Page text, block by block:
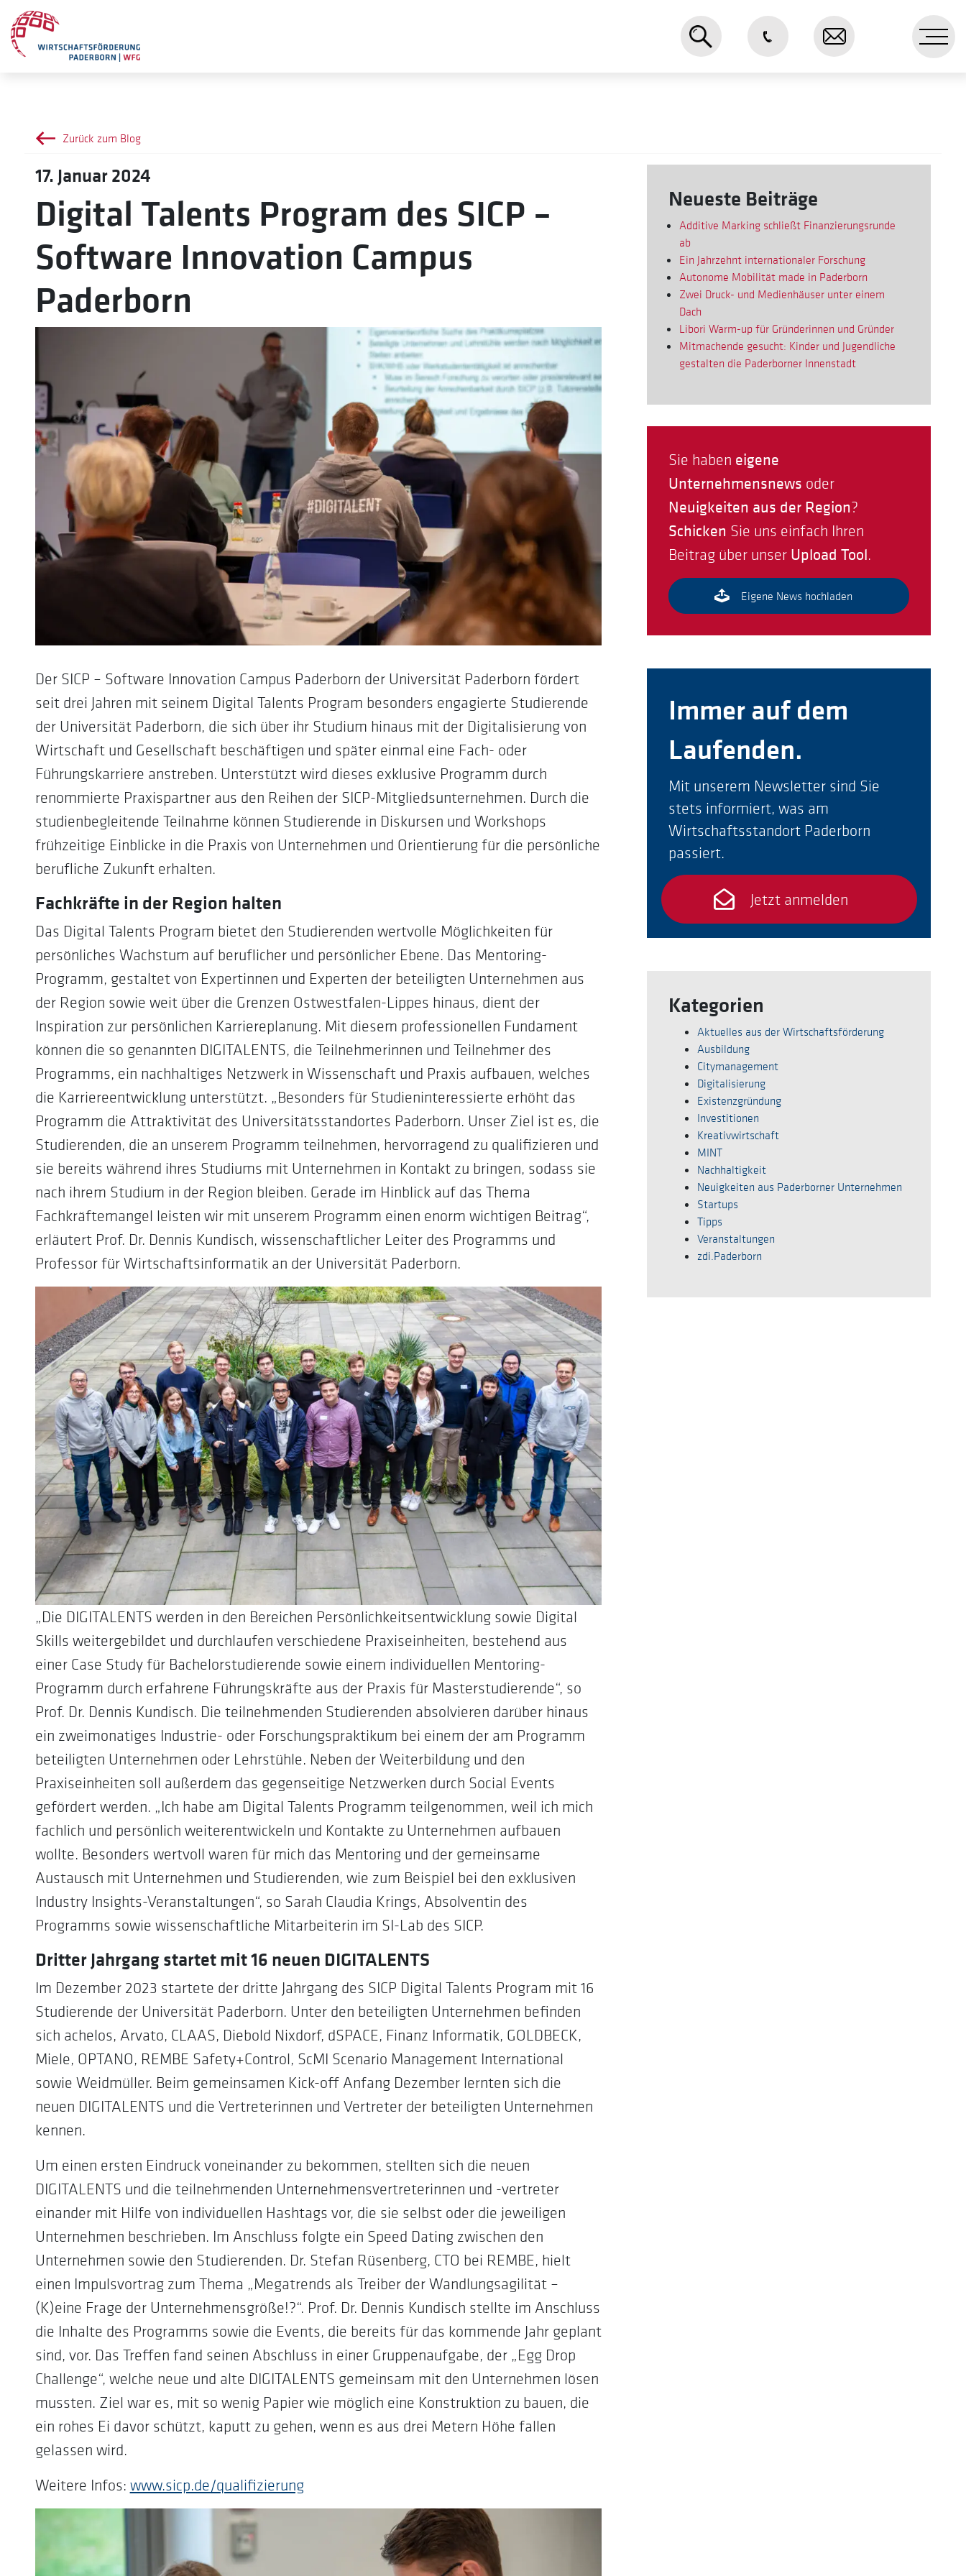
Zurück zum Blog
17. Januar 2024
Digital Talents Program des SICP –
Software Innovation Campus
Paderborn
Der SICP – Software Innovation Campus Paderborn der Universität Paderborn fördert
seit drei Jahren mit seinem Digital Talents Program besonders engagierte Studierende
der Universität Paderborn, die sich über ihr Studium hinaus mit der Digitalisierung von
Wirtschaft und Gesellschaft beschäftigen und später einmal eine Fach- oder
Führungskarriere anstreben. Unterstützt wird dieses exklusive Programm durch
renommierte Praxispartner aus den Reihen der SICP-Mitgliedsunternehmen. Durch die
studienbegleitende Teilnahme können Studierende in Diskursen und Workshops
frühzeitige Einblicke in die Praxis von Unternehmen und Orientierung für die persönliche
berufliche Zukunft erhalten.
Fachkräfte in der Region halten
Das Digital Talents Program bietet den Studierenden wertvolle Möglichkeiten für
persönliches Wachstum auf beruflicher und persönlicher Ebene. Das Mentoring-
Programm, gestaltet von Expertinnen und Experten der beteiligten Unternehmen aus
der Region sowie weit über die Grenzen Ostwestfalen-Lippes hinaus, dient der
Inspiration zur persönlichen Karriereplanung. Mit diesem professionellen Fundament
können die so genannten DIGITALENTS, die Teilnehmerinnen und Teilnehmer des
Programms, ein nachhaltiges Netzwerk in Wissenschaft und Praxis aufbauen, welches
die Karriereentwicklung unterstützt. „Besonders für Studieninteressierte erhöht das
Programm die Attraktivität des Universitätsstandortes Paderborn. Unser Ziel ist es, die
Studierenden, die an unserem Programm teilnehmen, hervorragend zu qualifizieren und
sie bereits während ihres Studiums mit Unternehmen in Kontakt zu bringen, sodass sie
nach ihrem Studium in der Region bleiben. Gerade im Hinblick auf das Thema
Fachkräftemangel leisten wir mit unserem Programm einen enorm wichtigen Beitrag“,
erläutert Prof. Dr. Dennis Kundisch, wissenschaftlicher Leiter des Programms und
Professor für Wirtschaftsinformatik an der Universität Paderborn.
„Die DIGITALENTS werden in den Bereichen Persönlichkeitsentwicklung sowie Digital
Skills weitergebildet und durchlaufen verschiedene Praxiseinheiten, bestehend aus
einer Case Study für Bachelorstudierende sowie einem individuellen Mentoring-
Programm durch erfahrene Führungskräfte aus der Praxis für Masterstudierende“, so
Prof. Dr. Dennis Kundisch. Die teilnehmenden Studierenden absolvieren darüber hinaus
ein zweimonatiges Industrie- oder Forschungspraktikum bei einem der am Programm
beteiligten Unternehmen oder Lehrstühle. Neben der Weiterbildung und den
Praxiseinheiten soll außerdem das gegenseitige Netzwerken durch Social Events
gefördert werden. „Ich habe am Digital Talents Programm teilgenommen, weil ich mich
fachlich und persönlich weiterentwickeln und Kontakte zu Unternehmen aufbauen
wollte. Besonders wertvoll waren für mich das Mentoring und der gemeinsame
Austausch mit Unternehmen und Studierenden, wie zum Beispiel bei den exklusiven
Industry Insights-Veranstaltungen“, so Sarah Claudia Krings, Absolventin des
Programms sowie wissenschaftliche Mitarbeiterin im SI-Lab des SICP.
Dritter Jahrgang startet mit 16 neuen DIGITALENTS
Im Dezember 2023 startete der dritte Jahrgang des SICP Digital Talents Program mit 16
Studierende der Universität Paderborn. Unter den beteiligten Unternehmen befinden
sich achelos, Arvato, CLAAS, Diebold Nixdorf, dSPACE, Finanz Informatik, GOLDBECK,
Miele, OPTANO, REMBE Safety+Control, ScMI Scenario Management International
sowie Weidmüller. Beim gemeinsamen Kick-off Anfang Dezember lernten sich die
neuen DIGITALENTS und die Vertreterinnen und Vertreter der beteiligten Unternehmen
kennen.
Um einen ersten Eindruck voneinander zu bekommen, stellten sich die neuen
DIGITALENTS und die teilnehmenden Unternehmensvertreterinnen und -vertreter
einander mit Hilfe von individuellen Hashtags vor, die sie selbst oder die jeweiligen
Unternehmen beschrieben. Im Anschluss folgte ein Speed Dating zwischen den
Unternehmen sowie den Studierenden. Dr. Stefan Rüsenberg, CTO bei REMBE, hielt
einen Impulsvortrag zum Thema „Megatrends als Treiber der Wandlungsagilität –
(K)eine Frage der Unternehmensgröße!?“. Prof. Dr. Dennis Kundisch stellte im Anschluss
die Inhalte des Programms sowie die Events, die bereits für das kommende Jahr geplant
sind, vor. Das Treffen fand seinen Abschluss in einer Gruppenaufgabe, der „Egg Drop
Challenge“, welche neue und alte DIGITALENTS gemeinsam mit den Unternehmen lösen
mussten. Ziel war es, mit so wenig Papier wie möglich eine Konstruktion zu bauen, die
ein rohes Ei davor schützt, kaputt zu gehen, wenn es aus drei Metern Höhe fallen
gelassen wird.
Weitere Infos: www.sicp.de/qualifizierung
Neueste Beiträge
Additive Marking schließt Finanzierungsrunde
ab
Ein Jahrzehnt internationaler Forschung
Autonome Mobilität made in Paderborn
Zwei Druck- und Medienhäuser unter einem
Dach
Libori Warm-up für Gründerinnen und Gründer
Mitmachende gesucht: Kinder und Jugendliche
gestalten die Paderborner Innenstadt
Sie haben eigene
Unternehmensnews oder
Neuigkeiten aus der Region?
Schicken Sie uns einfach Ihren
Beitrag über unser Upload Tool.
Eigene News hochladen
Immer auf dem
Laufenden.
Mit unserem Newsletter sind Sie
stets informiert, was am
Wirtschaftsstandort Paderborn
passiert.
Jetzt anmelden
Kategorien
Aktuelles aus der Wirtschaftsförderung
Ausbildung
Citymanagement
Digitalisierung
Existenzgründung
Investitionen
Kreativwirtschaft
MINT
Nachhaltigkeit
Neuigkeiten aus Paderborner Unternehmen
Startups
Tipps
Veranstaltungen
zdi.Paderborn